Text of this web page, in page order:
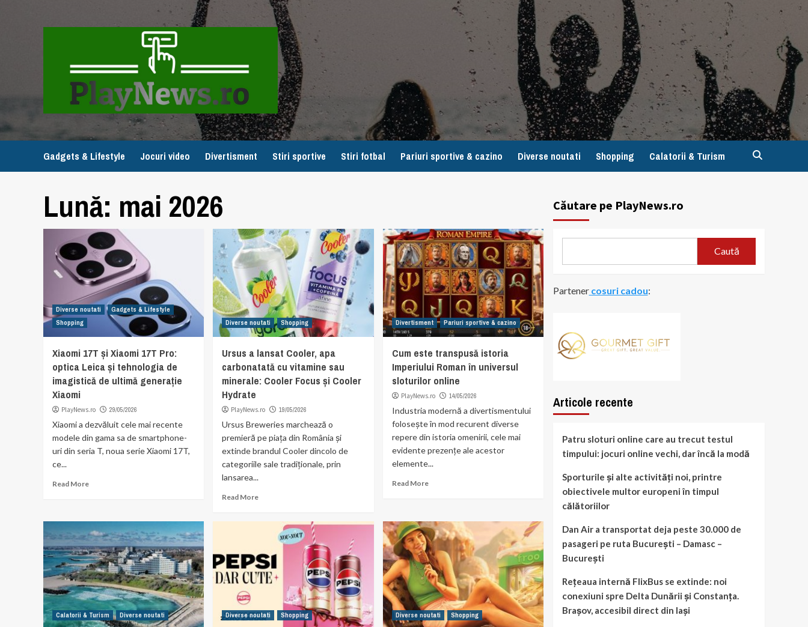
Gadgets & Lifestyle Jocuri video Divertisment Stiri sportive Stiri fotbal Pariuri sportive & cazino Diverse noutati Shopping Calatorii & Turism
Lună: mai 2026
Diverse noutati
Gadgets & Lifestyle
Shopping
Xiaomi 17T și Xiaomi 17T Pro:
optica Leica și tehnologia de
imagistică de ultimă generație
Xiaomi
PlayNews.ro 29/05/2026
Xiaomi a dezvăluit cele mai recente
modele din gama sa de smartphone-
uri din seria T, noua serie Xiaomi 17T,
ce...
Read More
Diverse noutati Shopping
Ursus a lansat Cooler, apa
carbonatată cu vitamine sau
minerale: Cooler Focus și Cooler
Hydrate
PlayNews.ro 19/05/2026
Ursus Breweries marchează o
premieră pe piața din România și
extinde brandul Cooler dincolo de
categoriile sale tradiționale, prin
lansarea...
Read More
Divertisment Pariuri sportive & cazino
Cum este transpusă istoria
Imperiului Roman în universul
sloturilor online
PlayNews.ro 14/05/2026
Industria modernă a divertismentului
folosește în mod recurent diverse
repere din istoria omenirii, cele mai
evidente prezențe ale acestor
elemente...
Read More
Calatorii & Turism Diverse noutati Diverse noutati Shopping Diverse noutati Shopping
Căutare pe PlayNews.ro
Caută
Partenercosuri cadou:
Articole recente
Patru sloturi online care au trecut testul
timpului: jocuri online vechi, dar încă la modă
Sporturile și alte activități noi, printre
obiectivele multor europeni în timpul
călătoriilor
Dan Air a transportat deja peste 30.000 de
pasageri pe ruta București – Damasc –
București
Rețeaua internă FlixBus se extinde: noi
conexiuni spre Delta Dunării și Constanța.
Brașov, accesibil direct din Iași